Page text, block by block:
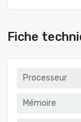
Fiche
Processeur
Mémoire